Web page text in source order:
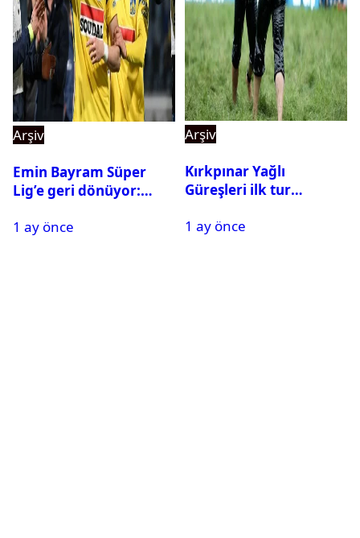
Arşiv
Emin Bayram Süper
Lig’e geri dönüyor:
1 ay önce
Arşiv
Kırkpınar Yağlı
Güreşleri ilk tur
2. tura geçen
1 ay önce